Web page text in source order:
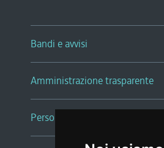
Bandi e avvisi
Amministrazione trasparente
Persone e Uffici